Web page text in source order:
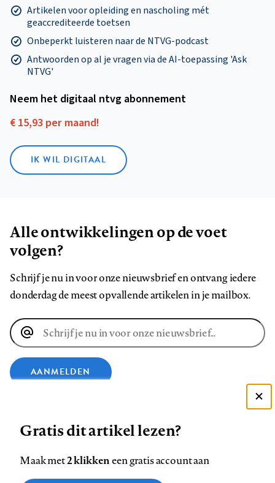
Artikelen voor opleiding en nascholing mét
geaccrediteerde toetsen
Onbeperkt luisteren naar de NTVG-podcast
Antwoorden op al je vragen via de AI-toepassing 'Ask
NTVG'
Neem het digitaal ntvg abonnement
€ 15,93 per maand!
IK WIL DIGITAAL
Alle ontwikkelingen op de voet
volgen?
Schrijf je nu in voor onze nieuwsbrief en ontvang iedere
donderdag de meest opvallende artikelen in je mailbox.
E-
mailadres
AANMELDEN
ons
Zie onze cookie policy
Gratis dit artikel lezen?
Maak met2 klikkeneen gratis account aan